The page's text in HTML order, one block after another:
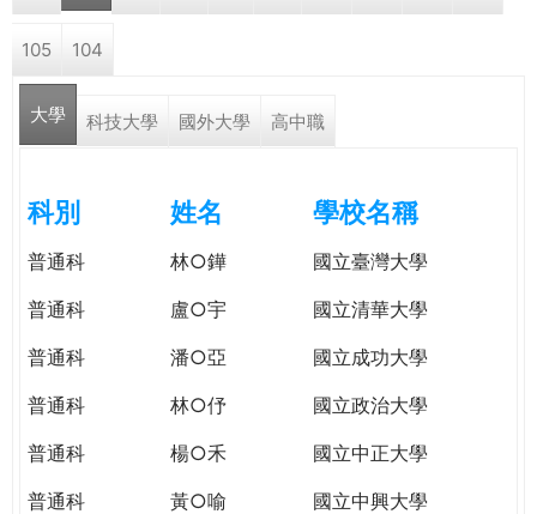
學
格。
r
e
e
r
e
105 104
大學 科技大學 國外大學 高中職
科別 姓名 學校名稱
普通科 林○鏵
國立臺灣大學
普通科
盧○宇
國立清華大學
普通科
潘○亞
國立成功大學
普通科
林○伃
國立政治大學
普通科
楊○禾
國立中正大學
普通科
黃○喻
國立中興大學